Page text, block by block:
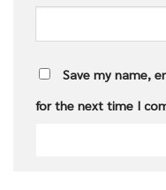
Save my name,
for the next time I